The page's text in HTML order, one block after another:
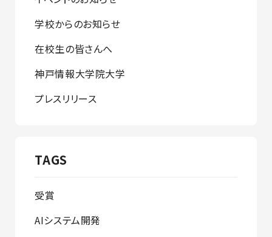
学校からのお知らせ
在校生の皆さんへ
神戸情報大学院大学
プレスリリース
TAGS
受賞
AIシステム開発